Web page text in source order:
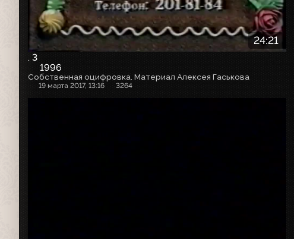
24:21
. 3
1996
Собственная оцифровка. Материал Алексея Гаськова
19 марта 2017, 13:16 3264